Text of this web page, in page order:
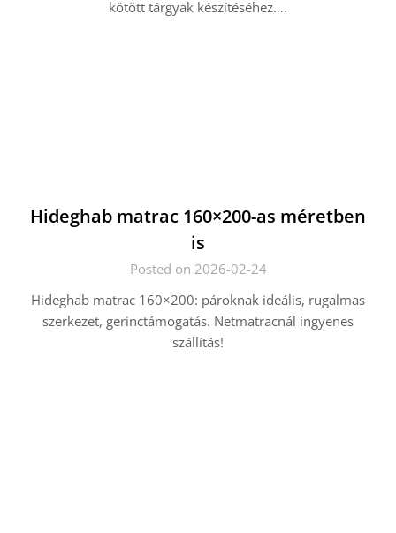
kötött tárgyak készítéséhez….
Hideghab matrac 160×200-as méretben
is
Posted on 2026-02-24
Hideghab matrac 160×200: pároknak ideális, rugalmas
szerkezet, gerinctámogatás. Netmatracnál ingyenes
szállítás!